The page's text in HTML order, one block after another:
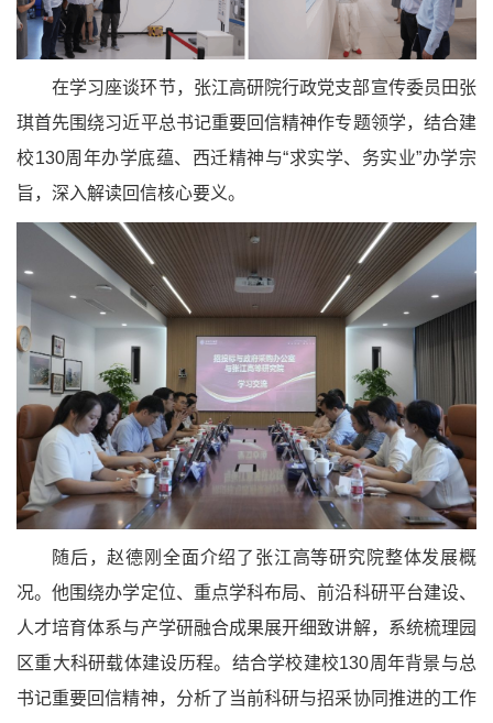
在学习座谈环节，张江高研院行政党支部宣传委员田张
琪首先围绕习近平总书记重要回信精神作专题领学，结合建
校130周年办学底蕴、西迁精神与“求实学、务实业”办学宗
旨，深入解读回信核心要义。
随后，赵德刚全面介绍了张江高等研究院整体发展概
况。他围绕办学定位、重点学科布局、前沿科研平台建设、
人才培育体系与产学研融合成果展开细致讲解，系统梳理园
区重大科研载体建设历程。结合学校建校130周年背景与总
书记重要回信精神，分析了当前科研与招采协同推进的工作